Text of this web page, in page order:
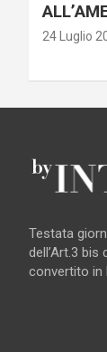
24 Luglio
Testata
dell’Art.3 bis
convertito in